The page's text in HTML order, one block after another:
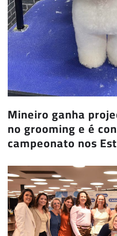
Mineiro ganha
no grooming e é
campeonato nos